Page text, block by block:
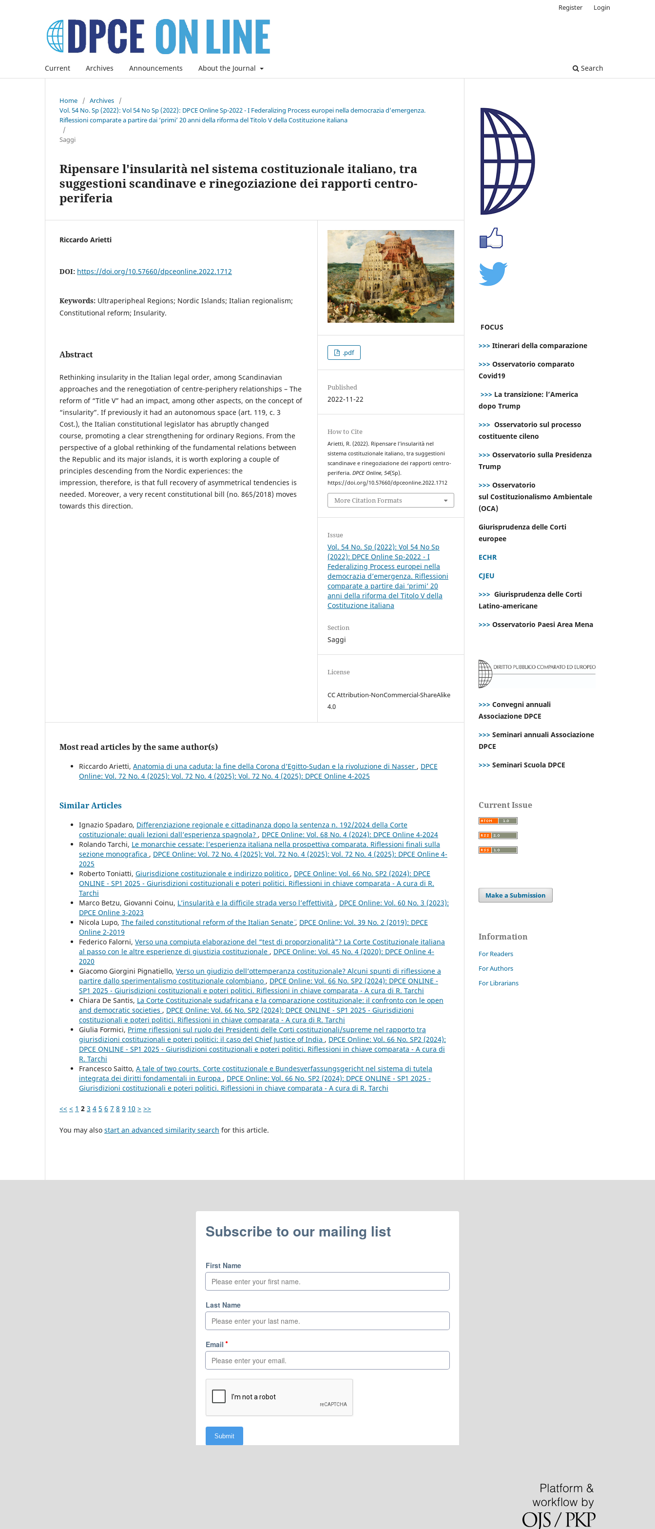
Current Archives Announcements About the Journal Search
Register Login
Home / Archives
/
Vol. 54 No. Sp (2022): Vol 54 No Sp (2022): DPCE Online Sp-2022 - I Federalizing Process europei nella democrazia d’emergenza.
Riflessioni comparate a partire dai ‘primi’ 20 anni della riforma del Titolo V della Costituzione italiana
/
Saggi
Ripensare l'insularità nel sistema costituzionale italiano, tra
suggestioni scandinave e rinegoziazione dei rapporti centro-
periferia
Riccardo Arietti
DOI: https://doi.org/10.57660/dpceonline.2022.1712
Keywords: Ultraperipheal Regions; Nordic Islands; Italian regionalism;
Constitutional reform; Insularity.
Abstract
Rethinking insularity in the Italian legal order, among Scandinavian
approaches and the renegotiation of centre-periphery relationships – The
reform of “Title V” had an impact, among other aspects, on the concept of
“insularity”. If previously it had an autonomous space (art. 119, c. 3
Cost.), the Italian constitutional legislator has abruptly changed
course, promoting a clear strengthening for ordinary Regions. From the
perspective of a global rethinking of the fundamental relations between
the Republic and its major islands, it is worth exploring a couple of
principles descending from the Nordic experiences: the
impression, therefore, is that full recovery of asymmetrical tendencies is
needed. Moreover, a very recent constitutional bill (no. 865/2018) moves
towards this direction.
.pdf
Published
2022-11-22
How to Cite
Arietti, R. (2022). Ripensare l’insularità nel
sistema costituzionale italiano, tra suggestioni
scandinave e rinegoziazione dei rapporti centro-
periferia.DPCE Online,54(Sp).
https://doi.org/10.57660/dpceonline.2022.1712
More Citation Formats
Issue
Vol. 54 No. Sp (2022): Vol 54 No Sp
(2022): DPCE Online Sp-2022 - I
Federalizing Process europei nella
democrazia d’emergenza. Riflessioni
comparate a partire dai ‘primi’ 20
anni della riforma del Titolo V della
Costituzione italiana
Section
Saggi
License
CC Attribution-NonCommercial-ShareAlike
4.0
Most read articles by the same author(s)
Riccardo Arietti, Anatomia di una caduta: la fine della Corona d’Egitto-Sudan e la rivoluzione di Nasser , DPCE
Online: Vol. 72 No. 4 (2025): Vol. 72 No. 4 (2025): Vol. 72 No. 4 (2025): DPCE Online 4-2025
Similar Articles
Ignazio Spadaro, Differenziazione regionale e cittadinanza dopo la sentenza n. 192/2024 della Corte
costituzionale: quali lezioni dall’esperienza spagnola? , DPCE Online: Vol. 68 No. 4 (2024): DPCE Online 4-2024
Rolando Tarchi, Le monarchie cessate: l’esperienza italiana nella prospettiva comparata. Riflessioni finali sulla
sezione monografica , DPCE Online: Vol. 72 No. 4 (2025): Vol. 72 No. 4 (2025): Vol. 72 No. 4 (2025): DPCE Online 4-
2025
Roberto Toniatti, Giurisdizione costituzionale e indirizzo politico , DPCE Online: Vol. 66 No. SP2 (2024): DPCE
ONLINE - SP1 2025 - Giurisdizioni costituzionali e poteri politici. Riflessioni in chiave comparata - A cura di R.
Tarchi
Marco Betzu, Giovanni Coinu, L’insularità e la difficile strada verso l’effettività , DPCE Online: Vol. 60 No. 3 (2023):
DPCE Online 3-2023
Nicola Lupo, The failed constitutional reform of the Italian Senate¨, DPCE Online: Vol. 39 No. 2 (2019): DPCE
Online 2-2019
Federico Falorni, Verso una compiuta elaborazione del “test di proporzionalità”? La Corte Costituzionale italiana
al passo con le altre esperienze di giustizia costituzionale , DPCE Online: Vol. 45 No. 4 (2020): DPCE Online 4-
2020
Giacomo Giorgini Pignatiello, Verso un giudizio dell’ottemperanza costituzionale? Alcuni spunti di riflessione a
partire dallo sperimentalismo costituzionale colombiano , DPCE Online: Vol. 66 No. SP2 (2024): DPCE ONLINE -
SP1 2025 - Giurisdizioni costituzionali e poteri politici. Riflessioni in chiave comparata - A cura di R. Tarchi
Chiara De Santis, La Corte Costituzionale sudafricana e la comparazione costituzionale: il confronto con le open
and democratic societies , DPCE Online: Vol. 66 No. SP2 (2024): DPCE ONLINE - SP1 2025 - Giurisdizioni
costituzionali e poteri politici. Riflessioni in chiave comparata - A cura di R. Tarchi
Giulia Formici, Prime riflessioni sul ruolo dei Presidenti delle Corti costituzionali/supreme nel rapporto tra
giurisdizioni costituzionali e poteri politici: il caso del Chief Justice of India , DPCE Online: Vol. 66 No. SP2 (2024):
DPCE ONLINE - SP1 2025 - Giurisdizioni costituzionali e poteri politici. Riflessioni in chiave comparata - A cura di
R. Tarchi
Francesco Saitto, A tale of two courts. Corte costituzionale e Bundesverfassungsgericht nel sistema di tutela
integrata dei diritti fondamentali in Europa , DPCE Online: Vol. 66 No. SP2 (2024): DPCE ONLINE - SP1 2025 -
Giurisdizioni costituzionali e poteri politici. Riflessioni in chiave comparata - A cura di R. Tarchi
<< < 1 2 3 4 5 6 7 8 9 10 > >>
You may also start an advanced similarity search for this article.
FOCUS
>>> Itinerari della comparazione
>>> Osservatorio comparato
Covid19
>>> La transizione: l’America
dopo Trump
>>> Osservatorio sul processo
costituente cileno
>>> Osservatorio sulla Presidenza
Trump
>>> Osservatorio
sul Costituzionalismo Ambientale
(OCA)
Giurisprudenza delle Corti
europee
ECHR
CJEU
>>> Giurisprudenza delle Corti
Latino-americane
>>> Osservatorio Paesi Area Mena
>>> Convegni annuali
Associazione DPCE
>>> Seminari annuali Associazione
DPCE
>>> Seminari Scuola DPCE
Current Issue
Make a Submission
Information
For Readers
For Authors
For Librarians